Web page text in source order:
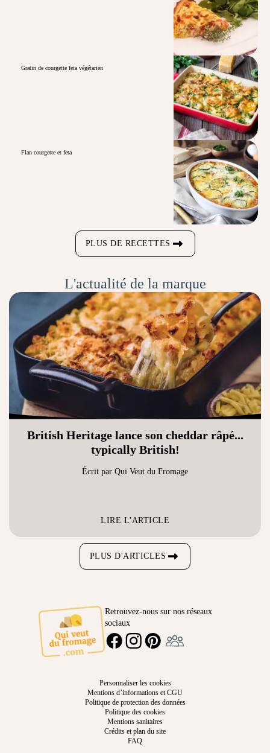
Gratin de courgette feta végétarien
Flan courgette et feta
PLUS DE RECETTES
L'actualité de la marque
British Heritage lance son cheddar râpé...
typically British!
Écrit par Qui Veut du Fromage
LIRE L'ARTICLE
PLUS D'ARTICLES
Retrouvez-nous sur nos réseaux
sociaux
FACEBOOKINSTAGRAMPINTEREST
Personnaliser les cookies
Mentions d’informations et CGU
Politique de protection des données
Politique des cookies
Mentions sanitaires
Crédits et plan du site
FAQ